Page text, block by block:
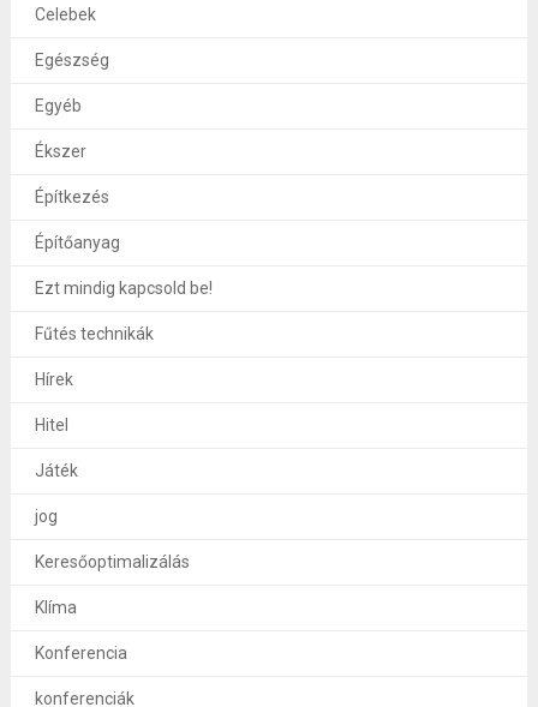
Celebek
Egészség
Egyéb
Ékszer
Építkezés
Építőanyag
Ezt mindig kapcsold be!
Fűtés technikák
Hírek
Hitel
Játék
jog
Keresőoptimalizálás
Klíma
Konferencia
konferenciák